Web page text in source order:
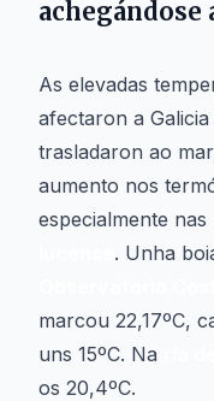
achegándose
As elevadas
afectaron a
trasladaron ao
aumento nos
especialmente nas
. Unha
marcou 22,17ºC,
uns 15ºC. Na
os 20,4ºC.